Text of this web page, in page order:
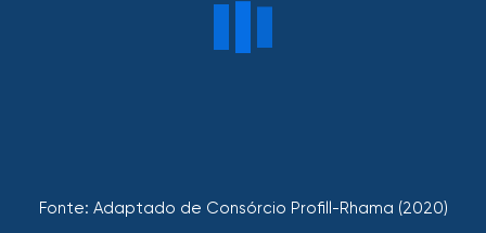
Fonte: Adaptado de Consórcio Profill-Rhama (2020)